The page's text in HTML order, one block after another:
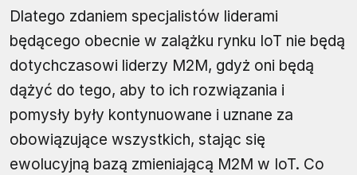
Dlatego zdaniem specjalistów liderami
będącego obecnie w zalążku rynku IoT nie będą
dotychczasowi liderzy M2M, gdyż oni będą
dążyć do tego, aby to ich rozwiązania i
pomysły były kontynuowane i uznane za
obowiązujące wszystkich, stając się
ewolucyjną bazą zmieniającą M2M w IoT. Co